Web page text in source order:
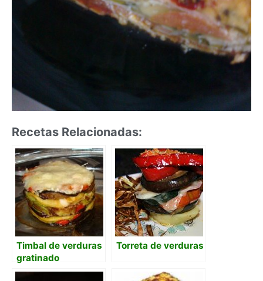
Recetas Relacionadas:
Timbal de verduras
gratinado
Torreta de verduras